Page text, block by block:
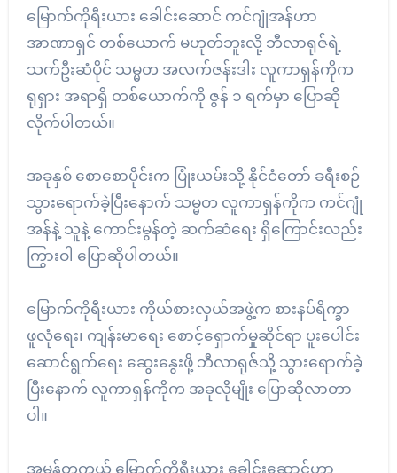
မြောက်ကိုရီးယား ခေါင်းဆောင် ကင်ဂျုံအန်ဟာ
အာဏာရှင် တစ်ယောက် မဟုတ်ဘူးလို့ ဘီလာရုဇ်ရဲ့
သက်ဦးဆံပိုင် သမ္မတ အလက်ဇန်းဒါး လူကာရှန်ကိုက
ရုရှား အရာရှိ တစ်ယောက်ကို ဇွန် ၁ ရက်မှာ ပြောဆို
လိုက်ပါတယ်။
အခုနှစ် စောစောပိုင်းက ပြုံးယမ်းသို့ နိုင်ငံတော် ခရီးစဉ်
သွားရောက်ခဲ့ပြီးနောက် သမ္မတ လူကာရှန်ကိုက ကင်ဂျုံ
အန်နဲ့ သူနဲ့ ကောင်းမွန်တဲ့ ဆက်ဆံရေး ရှိကြောင်းလည်း
ကြွားဝါ ပြောဆိုပါတယ်။
မြောက်ကိုရီးယား ကိုယ်စားလှယ်အဖွဲ့က စားနပ်ရိက္ခာ
ဖူလုံရေး၊ ကျန်းမာရေး စောင့်ရှောက်မှုဆိုင်ရာ ပူးပေါင်း
ဆောင်ရွက်ရေး ဆွေးနွေးဖို့ ဘီလာရုဇ်သို့ သွားရောက်ခဲ့
ပြီးနောက် လူကာရှန်ကိုက အခုလိုမျိုး ပြောဆိုလာတာ
ပါ။
အမှန်တကယ် မြောက်ကိုရီးယား ခေါင်းဆောင်ဟာ